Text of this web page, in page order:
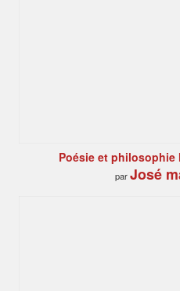
Poésie et philosophie
parJosé